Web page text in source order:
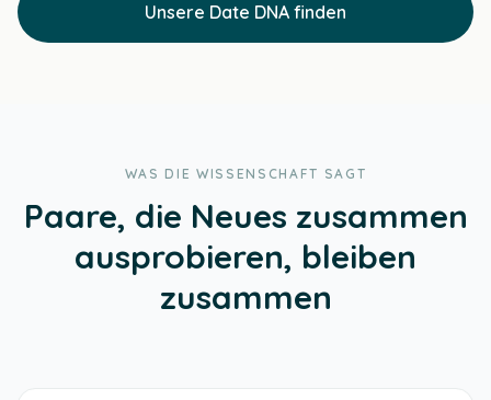
Unsere Date DNA finden
WAS DIE WISSENSCHAFT SAGT
Paare, die Neues zusammen
ausprobieren, bleiben
zusammen